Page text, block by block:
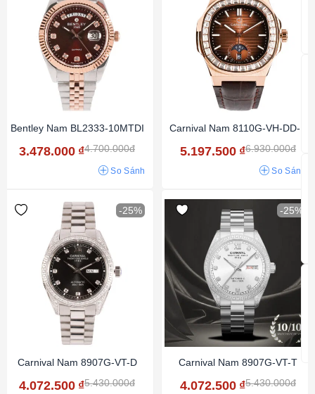
Bentley Nam BL2333-10MTDI
3.478.000 ₫4.700.000đ
So Sánh
Carnival Nam 8110G-VH-DD-N
5.197.500 ₫6.930.000đ
So Sánh
-25%
Carnival Nam 8907G-VT-D
4.072.500 ₫5.430.000đ
-25%
Carnival Nam 8907G-VT-T
4.072.500 ₫5.430.000đ